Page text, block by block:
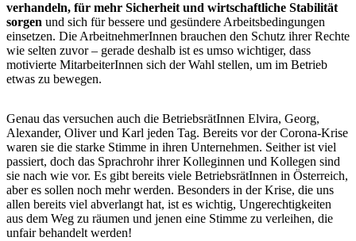
verhandeln, für mehr Sicherheit und wirtschaftliche Stabilität
sorgen und sich für bessere und gesündere Arbeitsbedingungen
einsetzen. Die ArbeitnehmerInnen brauchen den Schutz ihrer Rechte
wie selten zuvor – gerade deshalb ist es umso wichtiger, dass
motivierte MitarbeiterInnen sich der Wahl stellen, um im Betrieb
etwas zu bewegen.
Genau das versuchen auch die BetriebsrätInnen Elvira, Georg,
Alexander, Oliver und Karl jeden Tag. Bereits vor der Corona-Krise
waren sie die starke Stimme in ihren Unternehmen. Seither ist viel
passiert, doch das Sprachrohr ihrer Kolleginnen und Kollegen sind
sie nach wie vor. Es gibt bereits viele BetriebsrätInnen in Österreich,
aber es sollen noch mehr werden. Besonders in der Krise, die uns
allen bereits viel abverlangt hat, ist es wichtig, Ungerechtigkeiten
aus dem Weg zu räumen und jenen eine Stimme zu verleihen, die
unfair behandelt werden!